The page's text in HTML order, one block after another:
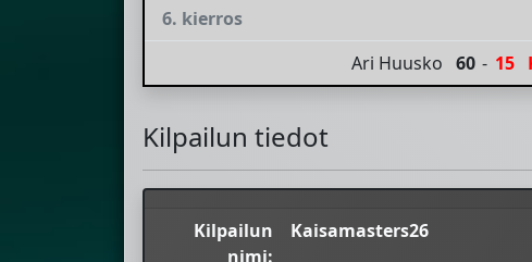
6. kierros
Ari Huusko 60 - 15
Kilpailun tiedot
Kilpailun
nimi:
Kaisamasters26